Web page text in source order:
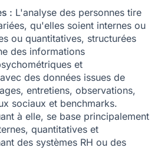
: L'analyse des personnes tire
qu'elles soient internes ou
ou quantitatives, structurées
des informations
et
des données issues de
entretiens, observations,
sociaux et benchmarks.
à elle, se base principalement
quantitatives et
des systèmes RH ou des